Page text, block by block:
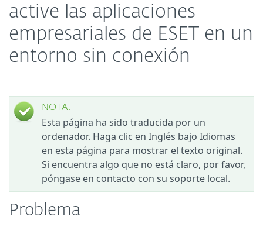
active las aplicaciones
empresariales de ESET en un
entorno sin conexión
NOTA:
Esta página ha sido traducida por un
ordenador. Haga clic en Inglés bajo Idiomas
en esta página para mostrar el texto original.
Si encuentra algo que no está claro, por favor,
póngase en contacto con su soporte local.
Problema